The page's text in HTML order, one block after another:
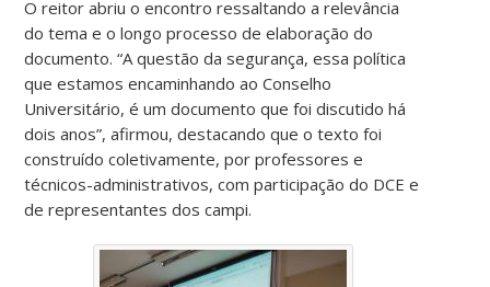
O reitor abriu o encontro ressaltando a relevância
do tema e o longo processo de elaboração do
documento. “A questão da segurança, essa política
que estamos encaminhando ao Conselho
Universitário, é um documento que foi discutido há
dois anos”, afirmou, destacando que o texto foi
construído coletivamente, por professores e
técnicos-administrativos, com participação do DCE e
de representantes dos campi.